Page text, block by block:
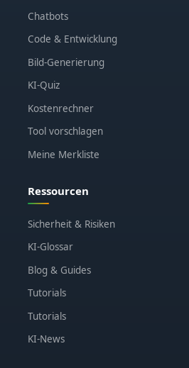
Chatbots
Code & Entwicklung
Bild-Generierung
KI-Quiz
Kostenrechner
Tool vorschlagen
Meine Merkliste
Ressourcen
Sicherheit & Risiken
KI-Glossar
Blog & Guides
Tutorials
Tutorials
KI-News